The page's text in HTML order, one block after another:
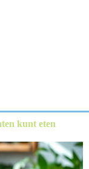
kunt eten